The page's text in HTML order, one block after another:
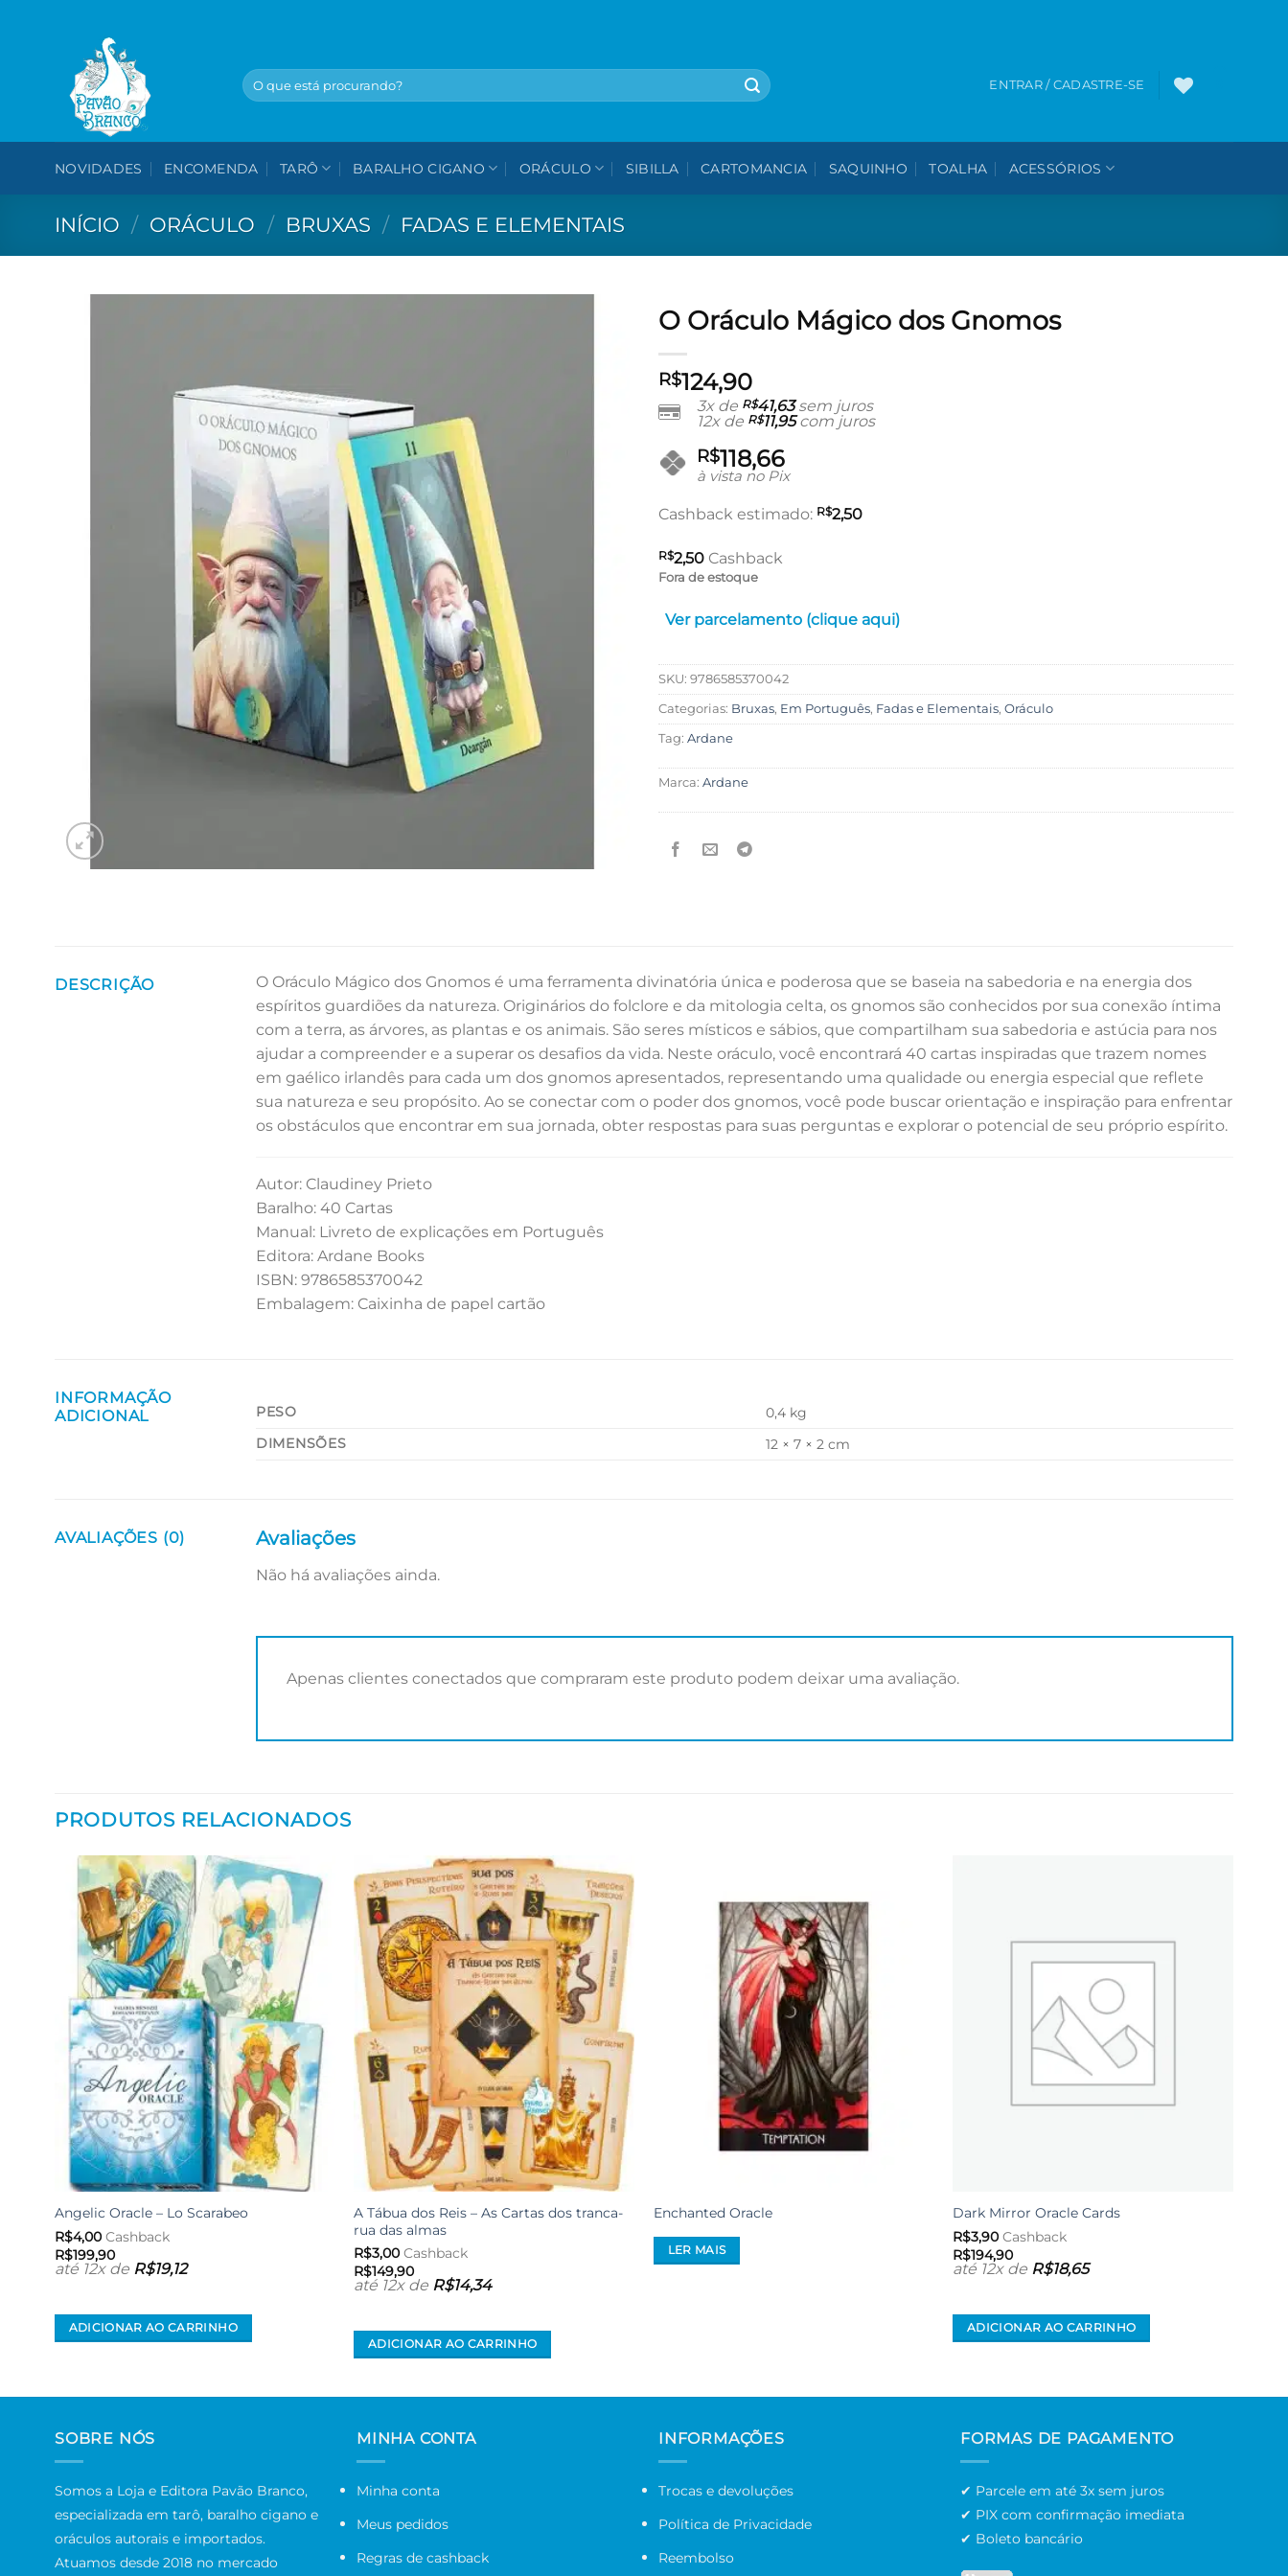
Pesquisar
por:
ENTRAR / CADASTRE-SE
NOVIDADES ENCOMENDA TARÔ BARALHO CIGANO ORÁCULO SIBILLA CARTOMANCIA SAQUINHO TOALHA ACESSÓRIOS
INÍCIO / ORÁCULO / BRUXAS / FADAS E ELEMENTAIS
O Oráculo Mágico dos Gnomos
R$124,90
3x de R$41,63sem juros
12x de R$11,95com juros
R$118,66
à vista no Pix
Cashback estimado: R$2,50
R$2,50 Cashback
Fora de estoque
Ver parcelamento (clique aqui)
SKU: 9786585370042
Categorias: Bruxas, Em Português, Fadas e Elementais, Oráculo
Tag: Ardane
Marca: Ardane
DESCRIÇÃO
O Oráculo Mágico dos Gnomos é uma ferramenta divinatória única e poderosa que se baseia na sabedoria e na energia dos
espíritos guardiões da natureza. Originários do folclore e da mitologia celta, os gnomos são conhecidos por sua conexão íntima
com a terra, as árvores, as plantas e os animais. São seres místicos e sábios, que compartilham sua sabedoria e astúcia para nos
ajudar a compreender e a superar os desafios da vida. Neste oráculo, você encontrará 40 cartas inspiradas que trazem nomes
em gaélico irlandês para cada um dos gnomos apresentados, representando uma qualidade ou energia especial que reflete
sua natureza e seu propósito. Ao se conectar com o poder dos gnomos, você pode buscar orientação e inspiração para enfrentar
os obstáculos que encontrar em sua jornada, obter respostas para suas perguntas e explorar o potencial de seu próprio espírito.
Autor: Claudiney Prieto
Baralho: 40 Cartas
Manual: Livreto de explicações em Português
Editora: Ardane Books
ISBN: 9786585370042
Embalagem: Caixinha de papel cartão
INFORMAÇÃO
ADICIONAL
PESO
0,4 kg
DIMENSÕES
12 × 7 × 2 cm
AVALIAÇÕES (0) Avaliações
Não há avaliações ainda.
Apenas clientes conectados que compraram este produto podem deixar uma avaliação.
PRODUTOS RELACIONADOS
Adicionar
aos meus
desejos
Angelic Oracle – Lo Scarabeo
R$4,00Cashback
R$199,90
até 12x de R$19,12
ADICIONAR AO CARRINHO
Adicionar
aos meus
desejos
A Tábua dos Reis – As Cartas dos tranca-
rua das almas
R$3,00Cashback
R$149,90
até 12x de R$14,34
ADICIONAR AO CARRINHO
Adicionar
Enchanted Oracle
LER MAIS
Dark Mirror Oracle Cards
R$3,90Cashback
R$194,90
até 12x de R$18,65
ADICIONAR AO CARRINHO
SOBRE NÓS
Somos a Loja e Editora Pavão Branco,
especializada em tarô, baralho cigano e
oráculos autorais e importados.
Atuamos desde 2018 no mercado
MINHA CONTA
Minha conta
Meus pedidos
Regras de cashback
INFORMAÇÕES
Trocas e devoluções
Política de Privacidade
Reembolso
FORMAS DE PAGAMENTO
✔ Parcele em até 3x sem juros
✔ PIX com confirmação imediata
✔ Boleto bancário